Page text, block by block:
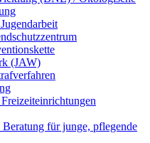
(JAW)
für junge, pflegende